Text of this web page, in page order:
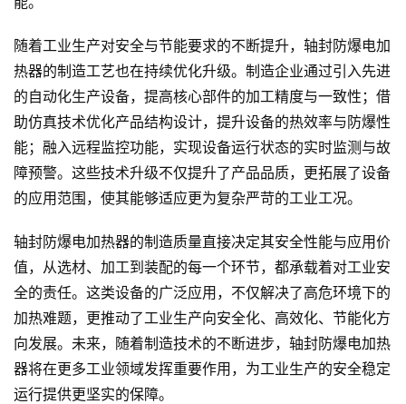
随着工业生产对安全与节能要求的不断提升，轴封防爆电加
热器的制造工艺也在持续优化升级。制造企业通过引入先进
的自动化生产设备，提高核心部件的加工精度与一致性；借
助仿真技术优化产品结构设计，提升设备的热效率与防爆性
能；融入远程监控功能，实现设备运行状态的实时监测与故
障预警。这些技术升级不仅提升了产品品质，更拓展了设备
的应用范围，使其能够适应更为复杂严苛的工业工况。
轴封防爆电加热器的制造质量直接决定其安全性能与应用价
值，从选材、加工到装配的每一个环节，都承载着对工业安
全的责任。这类设备的广泛应用，不仅解决了高危环境下的
加热难题，更推动了工业生产向安全化、高效化、节能化方
向发展。未来，随着制造技术的不断进步，轴封防爆电加热
器将在更多工业领域发挥重要作用，为工业生产的安全稳定
运行提供更坚实的保障。